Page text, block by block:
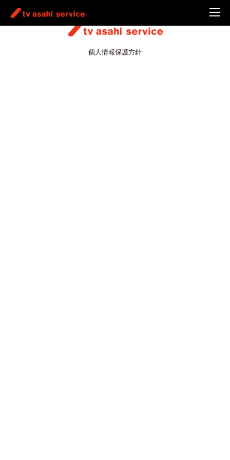
個人情報保護方針